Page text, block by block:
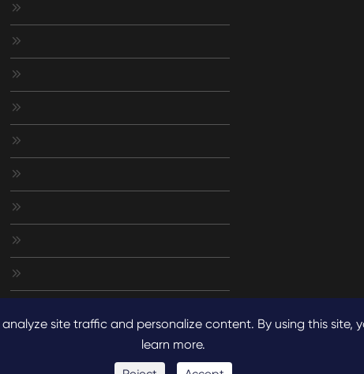









site traffic and personalize content. By using this site,
learn more.